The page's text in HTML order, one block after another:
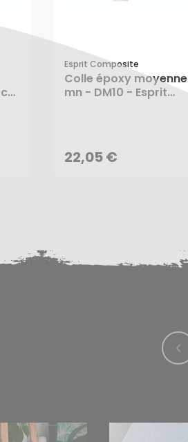
Esprit Composite
Colle époxy
mn - DM10 - Esprit
22,05 €AJOUTER AU